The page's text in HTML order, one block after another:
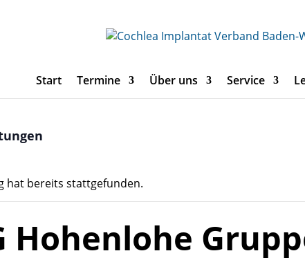
Start Termine Über uns Service
hat bereits stattgefunden.
Hohenlohe